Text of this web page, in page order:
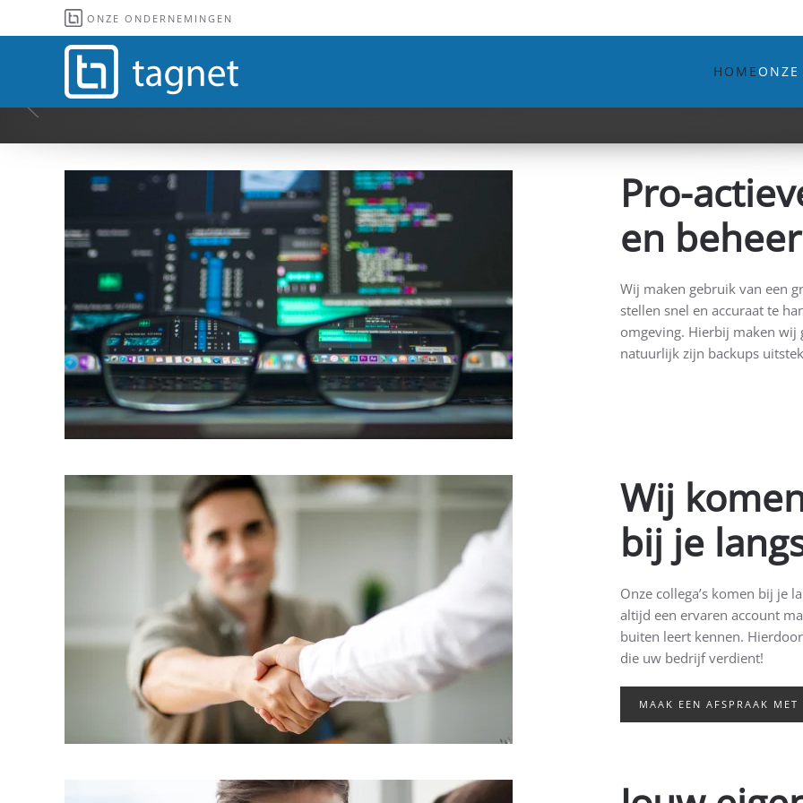
Overslaan en naar de inhoud gaan
ONZE ONDERNEMINGEN
HOME
Pro-
en
Wij maken gebruik van een
stellen snel en accuraat te
omgeving. Hierbij maken wij
natuurlijk zijn backups
Wij
bij je
Onze collega’s komen bij je
altijd een ervaren account
buiten leert kennen.
die uw bedrijf verdient!
MAAK EEN AFSPRAAK MET